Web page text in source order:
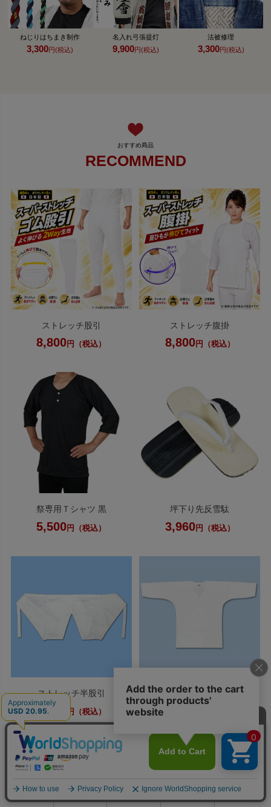
ねじりはちまき制作
3,300円(税込)
名入れ弓張提灯
9,900円(税込)
法被修理
3,300円(税込)
RECOMMEND
ストレッチ股引
8,800 円（税込）
ストレッチ腹掛
8,800円（税込）
祭専用Ｔシャツ 黒
5,500円（税込）
坪下り先反雪駄
3,960円（税込）
ストレッチ半股引
4,180 円（税込）
鯉口シャツ 晒
6,600
会員ページ 店舗案内